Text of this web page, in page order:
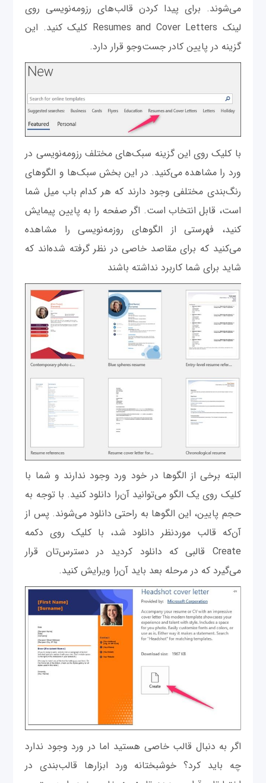
می‌شوند. برای پیدا کردن قالب‌های رزومه‌نویسی روی
لینک Resumes and Cover Letters کلیک کنید. این
گزینه در پایین کادر جست‌وجو قرار دارد.
با کلیک روی این گزینه سبک‌های مختلف رزومه‌نویسی در
ورد را مشاهده می‌کنید. در این بخش سبک‌ها و الگوهای
رنگ‌بندی مختلفی وجود دارند که هر کدام باب میل شما
است، قابل انتخاب است. اگر صفحه را به پایین پیمایش
کنید، فهرستی از الگوهای روزمه‌نویسی را مشاهده
می‌کنید که برای مقاصد خاصی در نظر گرفته شده‌اند که
شاید برای شما کاربرد نداشته باشند
البته برخی از الگوها در خود ورد وجود ندارند و شما با
کلیک روی یک الگو می‌توانید آن‌را دانلود کنید. با توجه به
حجم پایین، این الگوها به راحتی دانلود می‌شوند. پس از
آن‌که قالب موردنظر دانلود شد، با کلیک روی دکمه
Create قالبی که دانلود کردید در دسترس‌تان قرار
می‌گیرد که در مرحله بعد باید آن‌را ویرایش کنید.
اگر به دنبال قالب خاصی هستید اما در ورد وجود ندارد
چه باید کرد؟ خوشبختانه ورد ابزارها قالب‌بندی در